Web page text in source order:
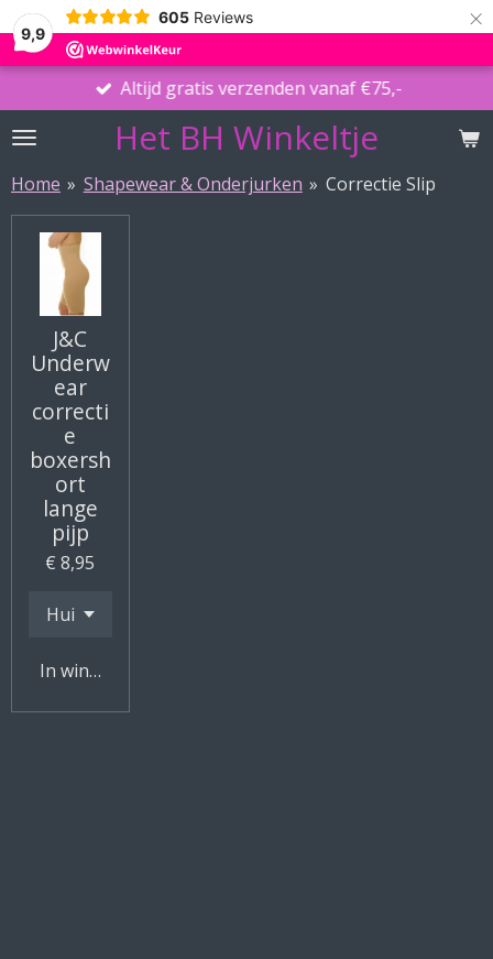
9,9
605 Reviews ×
Het BH Winkeltje
Altijd gratis verzenden vanaf €75,-
Home » Shapewear & Onderjurken » Correctie Slip
J&C
Underw
ear
correcti
e
boxersh
ort
lange
pijp
€ 8,95
In winkelwagen